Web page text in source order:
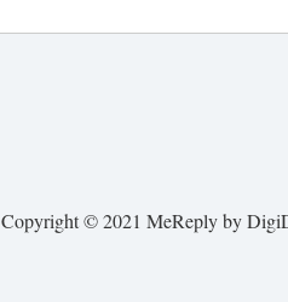
Copyright © 2021 MeReply by